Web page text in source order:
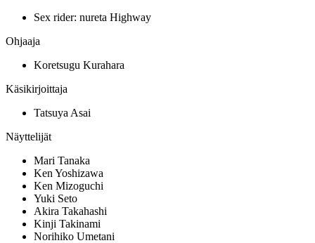
Sex rider: nureta Highway
Ohjaaja
Koretsugu Kurahara
Käsikirjoittaja
Tatsuya Asai
Näyttelijät
Mari Tanaka
Ken Yoshizawa
Ken Mizoguchi
Yuki Seto
Akira Takahashi
Kinji Takinami
Norihiko Umetani